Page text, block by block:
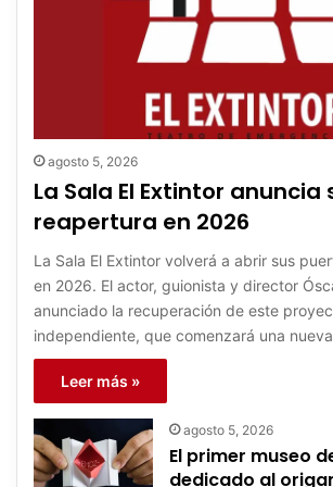
agosto 5, 2026
La Sala El Extintor anuncia
reapertura en 2026
La Sala El Extintor volverá a abrir sus
en 2026. El actor, guionista y director
anunciado la recuperación de este
independiente, que comenzará una
Leer más »
agosto 5, 2026
El primer museo
dedicado al